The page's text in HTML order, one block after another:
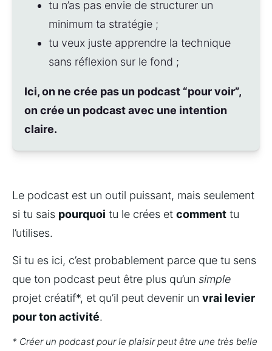
tu n’as pas envie de structurer un
minimum ta stratégie ;
tu veux juste apprendre la technique
sans réflexion sur le fond ;
Ici, on ne crée pas un podcast “pour voir”,
on crée un podcast avec une intention
claire.
Le podcast est un outil puissant, mais seulement
si tu sais pourquoi tu le crées et comment tu
l’utilises.
Si tu es ici, c’est probablement parce que tu sens
que ton podcast peut être plus qu’un simple
projet créatif*, et qu’il peut devenir un vrai levier
pour ton activité.
* Créer un podcast pour le plaisir peut être une très belle